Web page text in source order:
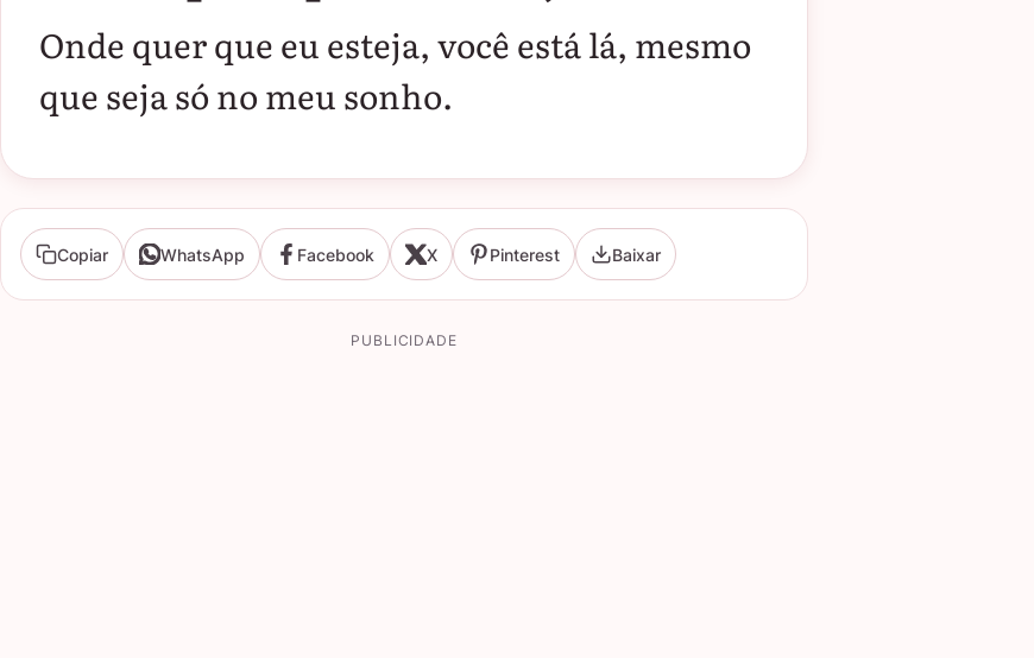
Onde quer que eu esteja, você está lá, mesmo
que seja só no meu sonho.
Copiar WhatsApp Facebook X Pinterest Baixar
PUBLICIDADE